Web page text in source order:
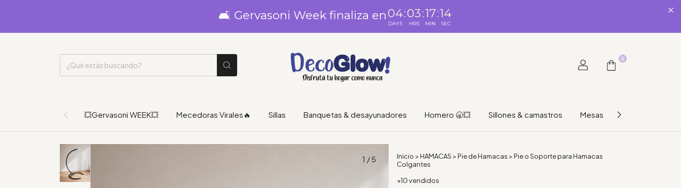
🛋️ Gervasoni Week finaliza en04
DAYS
:03
HRS
:17
MIN
:14
SEC
0
💥Gervasoni WEEK💥 Mecedoras Virales🔥 Sillas Banquetas & desayunadores Homero 🥱💥 Sillones & camastros Mesas
1 /5 Inicio >HAMACAS >Pie de Hamacas >Pie o Soporte para Hamacas
Colgantes
+10 vendidos